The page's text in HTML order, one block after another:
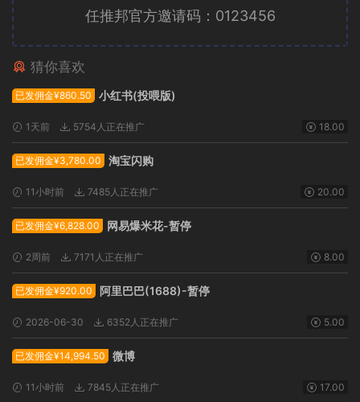
任推邦官方邀请码：0123456
猜你喜欢
已发佣金¥860.50 小红书(投喂版)
1天前 5754人正在推广 18.00
已发佣金¥3,780.00 淘宝闪购
11小时前 7485人正在推广 20.00
已发佣金¥6,828.00 网易爆米花-暂停
2周前 7171人正在推广 8.00
已发佣金¥920.00 阿里巴巴(1688)-暂停
2026-06-30 6352人正在推广 5.00
已发佣金¥14,994.50 微博
11小时前 7845人正在推广 17.00